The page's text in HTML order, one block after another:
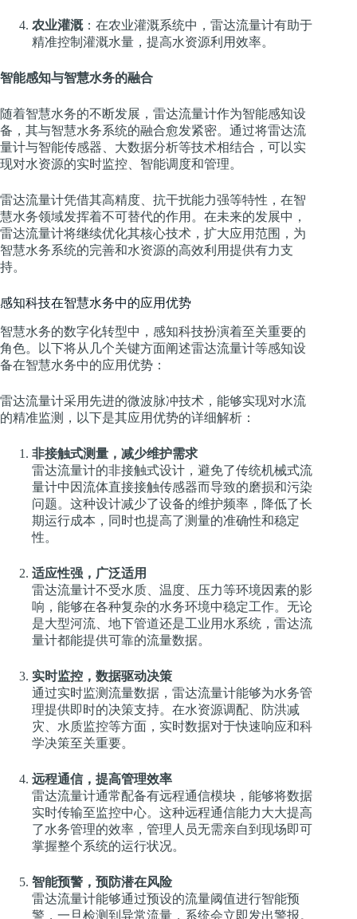
农业灌溉：在农业灌溉系统中，雷达流量计有助于
精准控制灌溉水量，提高水资源利用效率。
智能感知与智慧水务的融合
随着智慧水务的不断发展，雷达流量计作为智能感知设
备，其与智慧水务系统的融合愈发紧密。通过将雷达流
量计与智能传感器、大数据分析等技术相结合，可以实
现对水资源的实时监控、智能调度和管理。
雷达流量计凭借其高精度、抗干扰能力强等特性，在智
慧水务领域发挥着不可替代的作用。在未来的发展中，
雷达流量计将继续优化其核心技术，扩大应用范围，为
智慧水务系统的完善和水资源的高效利用提供有力支
持。
感知科技在智慧水务中的应用优势
智慧水务的数字化转型中，感知科技扮演着至关重要的
角色。以下将从几个关键方面阐述雷达流量计等感知设
备在智慧水务中的应用优势：
雷达流量计采用先进的微波脉冲技术，能够实现对水流
的精准监测，以下是其应用优势的详细解析：
非接触式测量，减少维护需求
雷达流量计的非接触式设计，避免了传统机械式流
量计中因流体直接接触传感器而导致的磨损和污染
问题。这种设计减少了设备的维护频率，降低了长
期运行成本，同时也提高了测量的准确性和稳定
性。
适应性强，广泛适用
雷达流量计不受水质、温度、压力等环境因素的影
响，能够在各种复杂的水务环境中稳定工作。无论
是大型河流、地下管道还是工业用水系统，雷达流
量计都能提供可靠的流量数据。
实时监控，数据驱动决策
通过实时监测流量数据，雷达流量计能够为水务管
理提供即时的决策支持。在水资源调配、防洪减
灾、水质监控等方面，实时数据对于快速响应和科
学决策至关重要。
远程通信，提高管理效率
雷达流量计通常配备有远程通信模块，能够将数据
实时传输至监控中心。这种远程通信能力大大提高
了水务管理的效率，管理人员无需亲自到现场即可
掌握整个系统的运行状况。
智能预警，预防潜在风险
雷达流量计能够通过预设的流量阈值进行智能预
警，一旦检测到异常流量，系统会立即发出警报。